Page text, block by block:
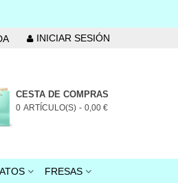
INICIAR SESIÓN
CESTA DE COMPRAS
0 ARTÍCULO(S) - 0,00 €
FRESAS